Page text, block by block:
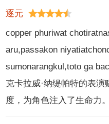
逐元
copper phuriwat
aru,passakon
sumonarangkul,toto ga
克卡拉威·纳缇帕特的表
度，为角色注入了生命力。